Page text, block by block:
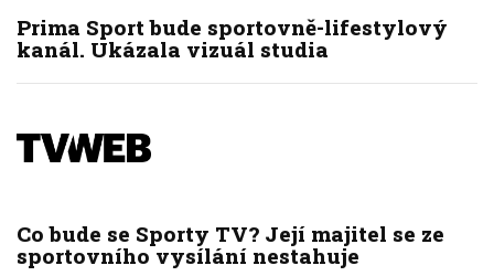
Prima Sport bude sportovně-lifestylový
kanál. Ukázala vizuál studia
Co bude se Sporty TV? Její majitel se ze
sportovního vysílání nestahuje